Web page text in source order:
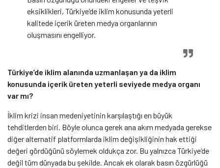
eksiklikleri, Türkiye’de iklim konusunda yeterli
kalitede içerik üreten medya organlarının
oluşmasını engelliyor.
Türkiye’de iklim alanında uzmanlaşan ya da iklim
konusunda içerik üreten yeterli seviyede medya organı
var mı?
İklim krizi insan medeniyetinin karşılaştığı en büyük
tehditlerden biri. Böyle olunca gerek ana akım medyada gerekse
diğer alternatif platformlarda iklim değişikliğinin hak ettiği
değeri gördüğünü söylemek oldukça zor. Bu yalnızca Türkiye’de
değil tüm dünyada bu şekilde. Ancak ek olarak basın özgürlüğü